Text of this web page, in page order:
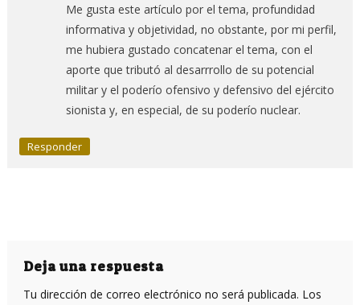
Me gusta este artículo por el tema, profundidad
informativa y objetividad, no obstante, por mi perfil,
me hubiera gustado concatenar el tema, con el
aporte que tributó al desarrrollo de su potencial
militar y el poderío ofensivo y defensivo del ejército
sionista y, en especial, de su poderío nuclear.
Responder
Deja una respuesta
Tu dirección de correo electrónico no será publicada. Los